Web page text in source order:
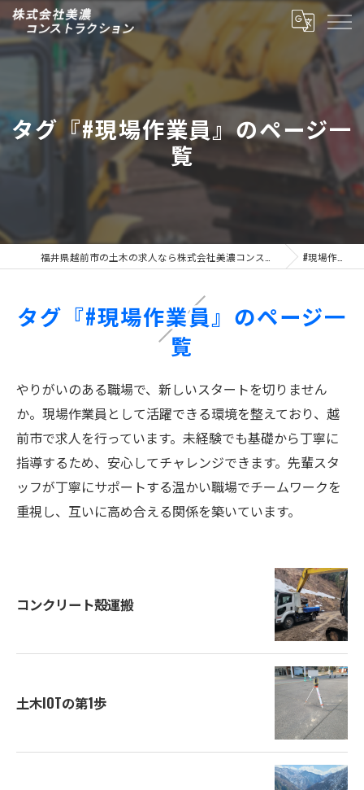
タグ『#現場作業員』のページ一
覧
#現場作業員
タグ『#現場作業員』のページ一
覧
やりがいのある職場で、新しいスタートを切りません
か。現場作業員として活躍できる環境を整えており、越
前市で求人を行っています。未経験でも基礎から丁寧に
指導するため、安心してチャレンジできます。先輩スタ
ッフが丁寧にサポートする温かい職場でチームワークを
重視し、互いに高め合える関係を築いています。
コンクリート殻運搬
土木IOTの第1歩